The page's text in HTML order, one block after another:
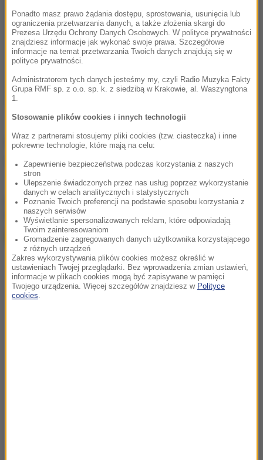
Źródło: RMF FM
Tagi:Interpol
chcesz widzieć więcej artykułów od RMF24?dodaj w
Google
Ponadto masz prawo żądania dostępu, sprostowania, usunięcia lub
ograniczenia przetwarzania danych, a także złożenia skargi do
Prezesa Urzędu Ochrony Danych Osobowych. W polityce prywatności
znajdziesz informacje jak wykonać swoje prawa. Szczegółowe
informacje na temat przetwarzania Twoich danych znajdują się w
polityce prywatności.
Administratorem tych danych jesteśmy my, czyli Radio Muzyka Fakty
Grupa RMF sp. z o.o. sp. k. z siedzibą w Krakowie, al. Waszyngtona
1.
Stosowanie plików cookies i innych technologii
Wraz z partnerami stosujemy pliki cookies (tzw. ciasteczka) i inne
pokrewne technologie, które mają na celu:
Zapewnienie bezpieczeństwa podczas korzystania z naszych
stron
Ulepszenie świadczonych przez nas usług poprzez wykorzystanie
danych w celach analitycznych i statystycznych
Poznanie Twoich preferencji na podstawie sposobu korzystania z
naszych serwisów
Wyświetlanie spersonalizowanych reklam, które odpowiadają
Twoim zainteresowaniom
Gromadzenie zagregowanych danych użytkownika korzystającego
z różnych urządzeń
Zakres wykorzystywania plików cookies możesz określić w
ustawieniach Twojej przeglądarki. Bez wprowadzenia zmian ustawień,
informacje w plikach cookies mogą być zapisywane w pamięci
Twojego urządzenia. Więcej szczegółów znajdziesz w Polityce
cookies